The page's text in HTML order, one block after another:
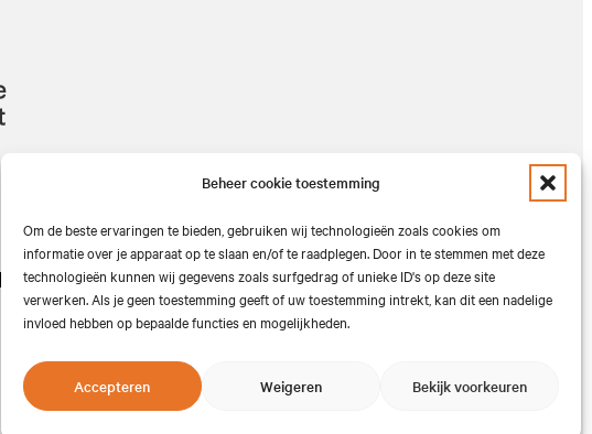
Beheer cookie toestemming
Om de beste ervaringen te bieden, gebruiken wij technologieën zoals cookies om
informatie over je apparaat op te slaan en/of te raadplegen. Door in te stemmen met deze
technologieën kunnen wij gegevens zoals surfgedrag of unieke ID's op deze site
verwerken. Als je geen toestemming geeft of uw toestemming intrekt, kan dit een nadelige
invloed hebben op bepaalde functies en mogelijkheden.
Accepteren Weigeren Bekijk voorkeuren
rechten voorbehouden.